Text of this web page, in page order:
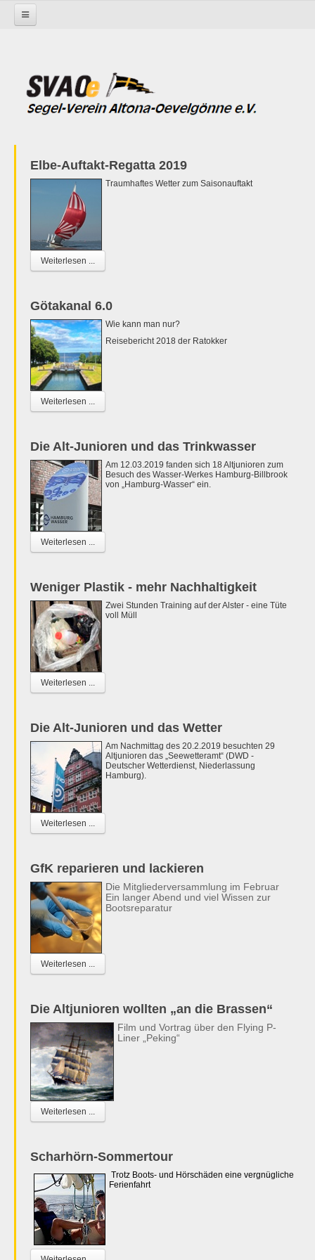
Elbe-Auftakt-Regatta 2019
Traumhaftes Wetter zum Saisonauftakt
Weiterlesen ...
Götakanal 6.0
Wie kann man nur?
Reisebericht 2018 der Ratokker
Weiterlesen ...
Die Alt-Junioren und das Trinkwasser
Am 12.03.2019 fanden sich 18 Altjunioren zum
Besuch des Wasser-Werkes Hamburg-Billbrook
von „Hamburg-Wasser“ ein.
Weiterlesen ...
Weniger Plastik - mehr Nachhaltigkeit
Zwei Stunden Training auf der Alster - eine Tüte
voll Müll
Weiterlesen ...
Die Alt-Junioren und das Wetter
Am Nachmittag des 20.2.2019 besuchten 29
Altjunioren das „Seewetteramt“ (DWD -
Deutscher Wetterdienst, Niederlassung
Hamburg).
Weiterlesen ...
GfK reparieren und lackieren
Die Mitgliederversammlung im Februar
Ein langer Abend und viel Wissen zur
Bootsreparatur
Weiterlesen ...
Die Altjunioren wollten „an die Brassen“
Film und Vortrag über den Flying P-
Liner „Peking“
Weiterlesen ...
Scharhörn-Sommertour
Trotz Boots- und Hörschäden eine vergnügliche
Ferienfahrt